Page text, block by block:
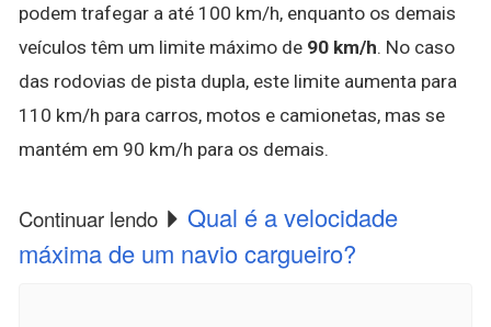
podem trafegar a até 100 km/h, enquanto os demais
veículos têm um limite máximo de 90 km/h. No caso
das rodovias de pista dupla, este limite aumenta para
110 km/h para carros, motos e camionetas, mas se
mantém em 90 km/h para os demais.
Continuar lendo
Qual é a velocidade
máxima de um navio cargueiro?